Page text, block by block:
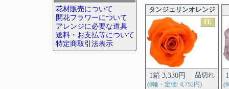
タンジェリンオレンジ
FE
1箱 3,330円 品切れ
(6輪・定価: 4,752円)
花材販売について
開花フラワーについて
アレンジに必要な道具
送料・お支払等について
特定商取引法表示